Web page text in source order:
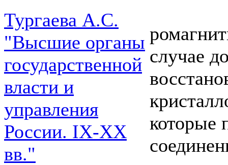
Тургаева А.С.
"Высшие органы
государственной
власти и
управления
России. IХ-ХХ
вв."
случае
которые